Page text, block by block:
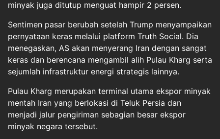
minyak juga ditutup menguat hampir 2 persen.
Sentimen pasar berubah setelah Trump menyampaikan
pernyataan keras melalui platform Truth Social. Dia
menegaskan, AS akan menyerang Iran dengan sangat
keras dan berencana mengambil alih Pulau Kharg serta
sejumlah infrastruktur energi strategis lainnya.
Pulau Kharg merupakan terminal utama ekspor minyak
mentah Iran yang berlokasi di Teluk Persia dan
menjadi jalur pengiriman sebagian besar ekspor
minyak negara tersebut.